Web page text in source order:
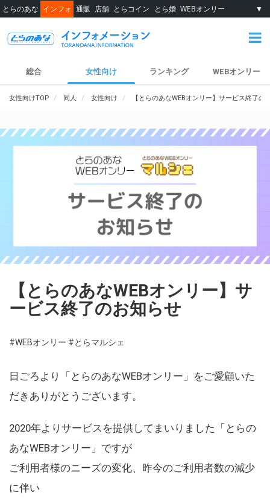
とらのあな インフォ 通販 店舗 とらコイン とら婚 WEBオンリー ▼
総合 女性向け ランキング WEBオンリー
女性向けTOP 同人 女性向け 【とらのあなWEBオンリー】サービス終了の
【とらのあなWEBオンリー】サ
ービス終了のお知らせ
#WEBオンリー #とらマルシェ
日ごろより「とらのあなWEBオンリー」をご愛顧いた
だきありがとうございます。
2020年よりサービスを提供してまいりました「とらの
あなWEBオンリー」ですが
ご利用者様のニーズの変化、昨今のご利用者数の減少
に伴い